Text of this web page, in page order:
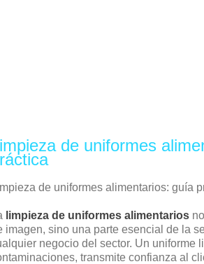
de uniformes
de uniformes alimentarios: guía
limpieza de uniformes alimentarios
imagen, sino una parte esencial de la
negocio del sector. Un uniforme
transmite confianza al